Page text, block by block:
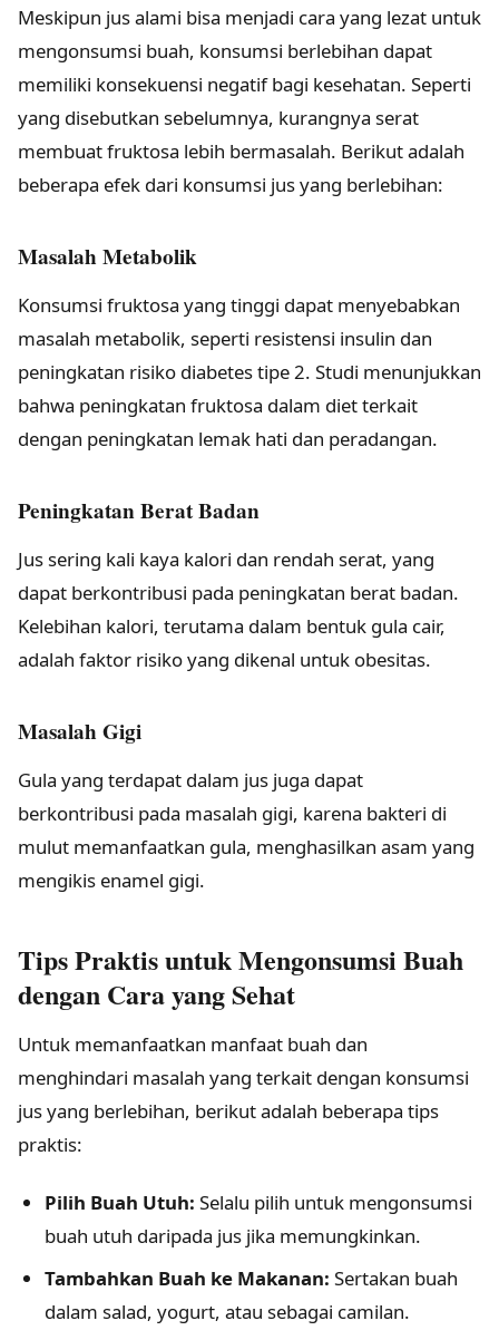
Meskipun jus alami bisa menjadi cara yang lezat untuk
mengonsumsi buah, konsumsi berlebihan dapat
memiliki konsekuensi negatif bagi kesehatan. Seperti
yang disebutkan sebelumnya, kurangnya serat
membuat fruktosa lebih bermasalah. Berikut adalah
beberapa efek dari konsumsi jus yang berlebihan:
Masalah Metabolik
Konsumsi fruktosa yang tinggi dapat menyebabkan
masalah metabolik, seperti resistensi insulin dan
peningkatan risiko diabetes tipe 2. Studi menunjukkan
bahwa peningkatan fruktosa dalam diet terkait
dengan peningkatan lemak hati dan peradangan.
Peningkatan Berat Badan
Jus sering kali kaya kalori dan rendah serat, yang
dapat berkontribusi pada peningkatan berat badan.
Kelebihan kalori, terutama dalam bentuk gula cair,
adalah faktor risiko yang dikenal untuk obesitas.
Masalah Gigi
Gula yang terdapat dalam jus juga dapat
berkontribusi pada masalah gigi, karena bakteri di
mulut memanfaatkan gula, menghasilkan asam yang
mengikis enamel gigi.
Tips Praktis untuk Mengonsumsi Buah
dengan Cara yang Sehat
Untuk memanfaatkan manfaat buah dan
menghindari masalah yang terkait dengan konsumsi
jus yang berlebihan, berikut adalah beberapa tips
praktis:
Pilih Buah Utuh: Selalu pilih untuk mengonsumsi
buah utuh daripada jus jika memungkinkan.
Tambahkan Buah ke Makanan: Sertakan buah
dalam salad, yogurt, atau sebagai camilan.